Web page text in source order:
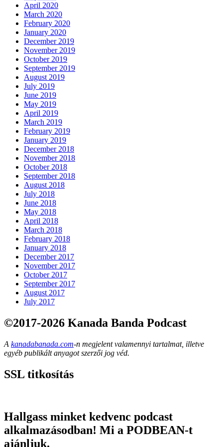
April 2020
March 2020
February 2020
January 2020
December 2019
November 2019
October 2019
September 2019
August 2019
July 2019
June 2019
May 2019
April 2019
March 2019
February 2019
January 2019
December 2018
November 2018
October 2018
September 2018
August 2018
July 2018
June 2018
May 2018
April 2018
March 2018
February 2018
January 2018
December 2017
November 2017
October 2017
September 2017
August 2017
July 2017
©2017-2026 Kanada Banda Podcast
A kanadabanada.com-n megjelent valamennyi tartalmat, illetve
egyéb publikált anyagot szerzői jog véd.
SSL titkosítás
Hallgass minket kedvenc podcast
alkalmazásodban! Mi a PODBEAN-t
ajánljuk.